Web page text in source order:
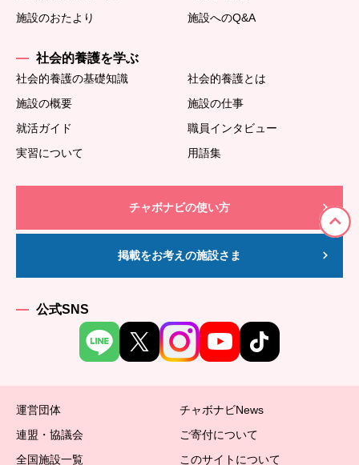
施設のおたより
施設へのQ&A
社会的養護を学ぶ
社会的養護の基礎知識
社会的養護とは
施設の概要
施設の仕事
就活ガイド
職員インタビュー
実習について
用語集
チャボナビの使い方
掲載をお考えの施設さま
公式SNS
運営団体
チャボナビNews
連盟・協議会
ご寄付について
全国施設一覧
このサイトについて